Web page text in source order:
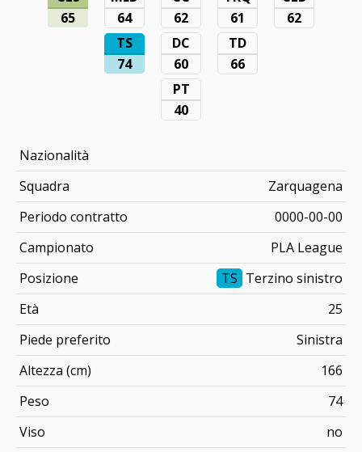
65
64
62
61
62
TS
74
DC
60
TD
66
PT
40
Nazionalità
Squadra
Zarquagena
Periodo contratto
0000-00-00
Campionato
PLA League
Posizione
TS Terzino sinistro
Età
25
Piede preferito
Sinistra
Altezza (cm)
166
Peso
74
Viso
no